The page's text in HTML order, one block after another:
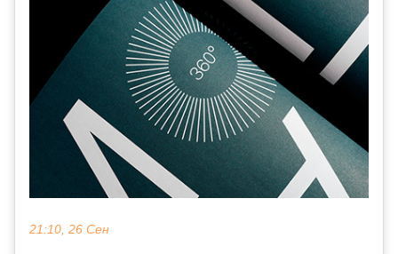
21:10, 26 Сен